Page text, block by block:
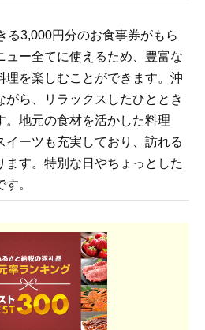
る3,000円分のお食事券がもら
ュー全てに使えるため、豊富な
理を楽しむことができます。沖
ら、リラックスしたひととき
。地元の食材を活かした料理
イーツも充実しており、訪れる
ます。特別な日やちょっとした
。